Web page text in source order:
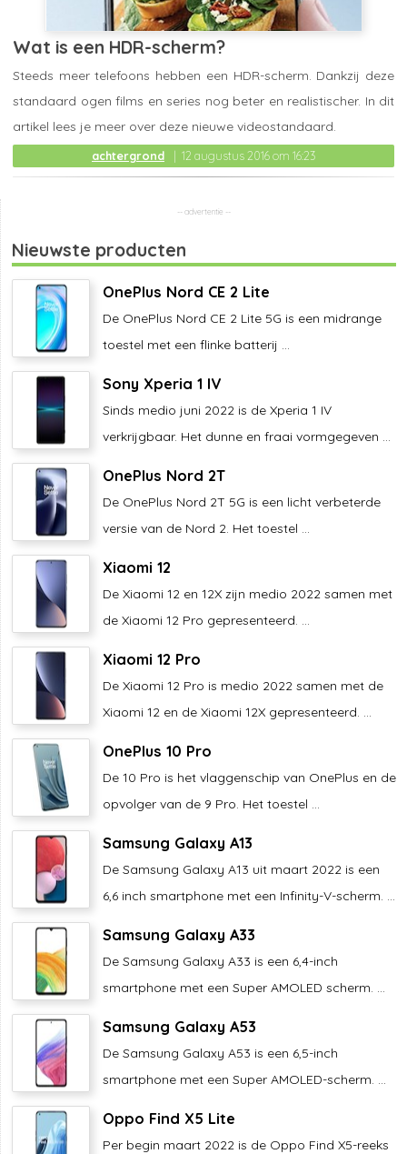
Wat is een HDR-scherm?
achtergrond 12 augustus 2016 om 16:23
Steeds meer telefoons hebben een HDR-scherm. Dankzij deze
standaard ogen films en series nog beter en realistischer. In dit
artikel lees je meer over deze nieuwe videostandaard.
Nieuwste producten
OnePlus Nord CE 2 Lite
De OnePlus Nord CE 2 Lite 5G is een midrange
toestel met een flinke batterij ...
Sony Xperia 1 IV
Sinds medio juni 2022 is de Xperia 1 IV
verkrijgbaar. Het dunne en fraai vormgegeven ...
OnePlus Nord 2T
De OnePlus Nord 2T 5G is een licht verbeterde
versie van de Nord 2. Het toestel ...
Xiaomi 12
De Xiaomi 12 en 12X zijn medio 2022 samen met
de Xiaomi 12 Pro gepresenteerd. ...
Xiaomi 12 Pro
De Xiaomi 12 Pro is medio 2022 samen met de
Xiaomi 12 en de Xiaomi 12X gepresenteerd. ...
OnePlus 10 Pro
De 10 Pro is het vlaggenschip van OnePlus en de
opvolger van de 9 Pro. Het toestel ...
Samsung Galaxy A13
De Samsung Galaxy A13 uit maart 2022 is een
6,6 inch smartphone met een Infinity-V-scherm. ...
Samsung Galaxy A33
De Samsung Galaxy A33 is een 6,4-inch
smartphone met een Super AMOLED scherm. ...
Samsung Galaxy A53
De Samsung Galaxy A53 is een 6,5-inch
smartphone met een Super AMOLED-scherm. ...
Oppo Find X5 Lite
Per begin maart 2022 is de Oppo Find X5-reeks